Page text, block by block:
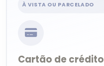
À VISTA OU PARCELADO
Cartão de crédito